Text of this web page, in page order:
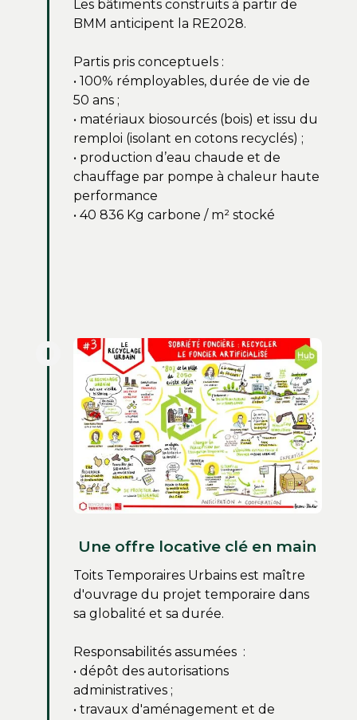
Les bâtiments construits à partir de
BMM anticipent la RE2028.
Partis pris conceptuels :
• 100% rémployables, durée de vie de
50 ans ;
• matériaux biosourcés (bois) et issu du
remploi (isolant en cotons recyclés) ;
• production d’eau chaude et de
chauffage par pompe à chaleur haute
performance
• 40 836 Kg carbone / m² stocké
Une offre locative clé en main
Toits Temporaires Urbains est maître
d'ouvrage du projet temporaire dans
sa globalité et sa durée.
Responsabilités assumées :
• dépôt des autorisations
administratives ;
• travaux d'aménagement et de